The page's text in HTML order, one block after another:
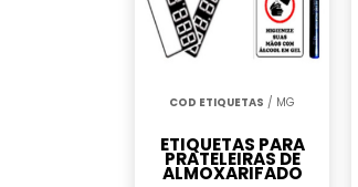
COD ETIQUETAS / MG
ETIQUETAS PARA
PRATELEIRAS DE
ALMOXARIFADO